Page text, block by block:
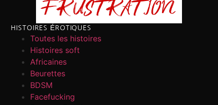
HISTOIRES ÉROTIQUES
Toutes les histoires
Histoires soft
Africaines
Beurettes
BDSM
Facefucking